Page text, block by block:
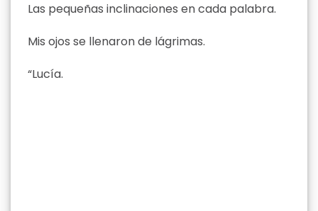
Las pequeñas inclinaciones en cada palabra.
Mis ojos se llenaron de lágrimas.
“Lucía.